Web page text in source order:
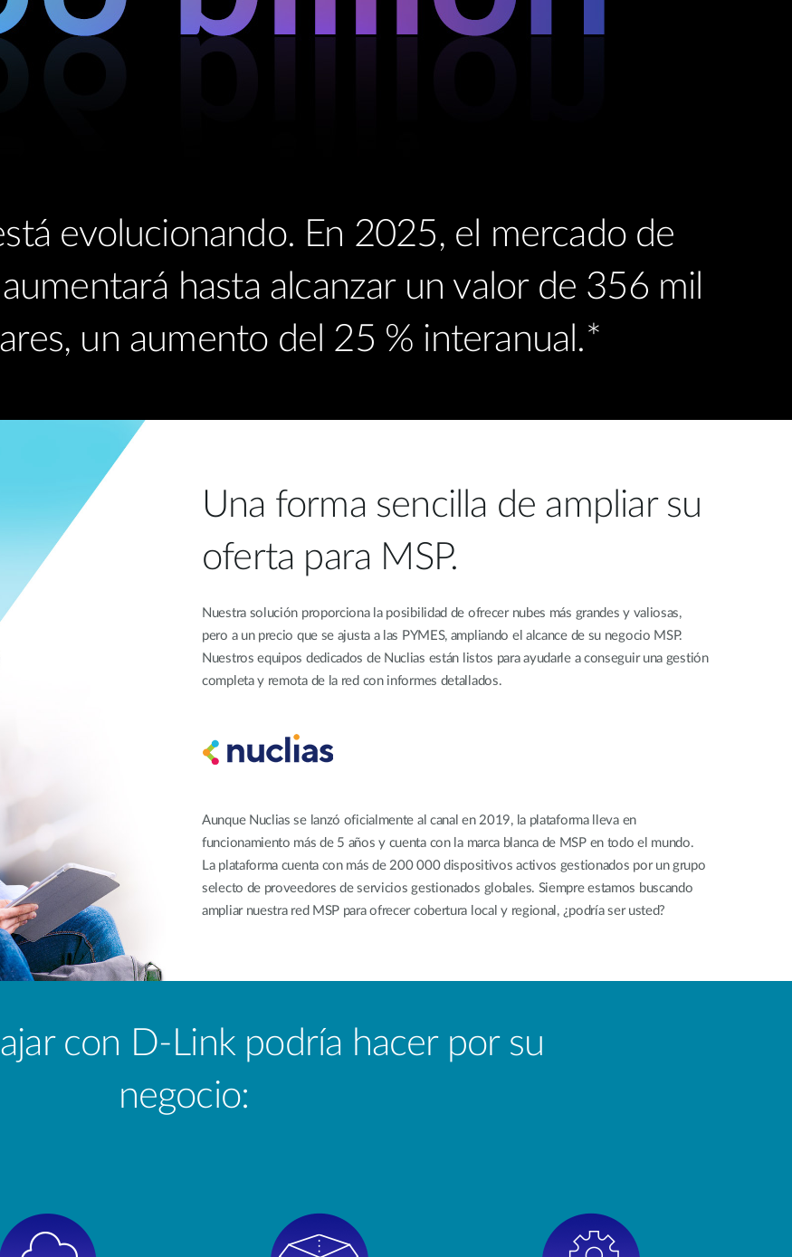
evolucionando. En 2025, el mercado de
hasta alcanzar un valor de 356 mil
un aumento del 25 % interanual.*
Una forma sencilla de ampliar su
oferta para MSP.
Nuestra solución proporciona la posibilidad de ofrecer nubes más grandes y valiosas,
pero a un precio que se ajusta a las PYMES, ampliando el alcance de su negocio MSP.
Nuestros equipos dedicados de Nuclias están listos para ayudarle a conseguir una gestión
completa y remota de la red con informes detallados.
Aunque Nuclias se lanzó oficialmente al canal en 2019, la plataforma lleva en
funcionamiento más de 5 años y cuenta con la marca blanca de MSP en todo el mundo.
La plataforma cuenta con más de 200 000 dispositivos activos gestionados por un grupo
selecto de proveedores de servicios gestionados globales. Siempre estamos buscando
ampliar nuestra red MSP para ofrecer cobertura local y regional, ¿podría ser usted?
con D-Link podría hacer por su
negocio: